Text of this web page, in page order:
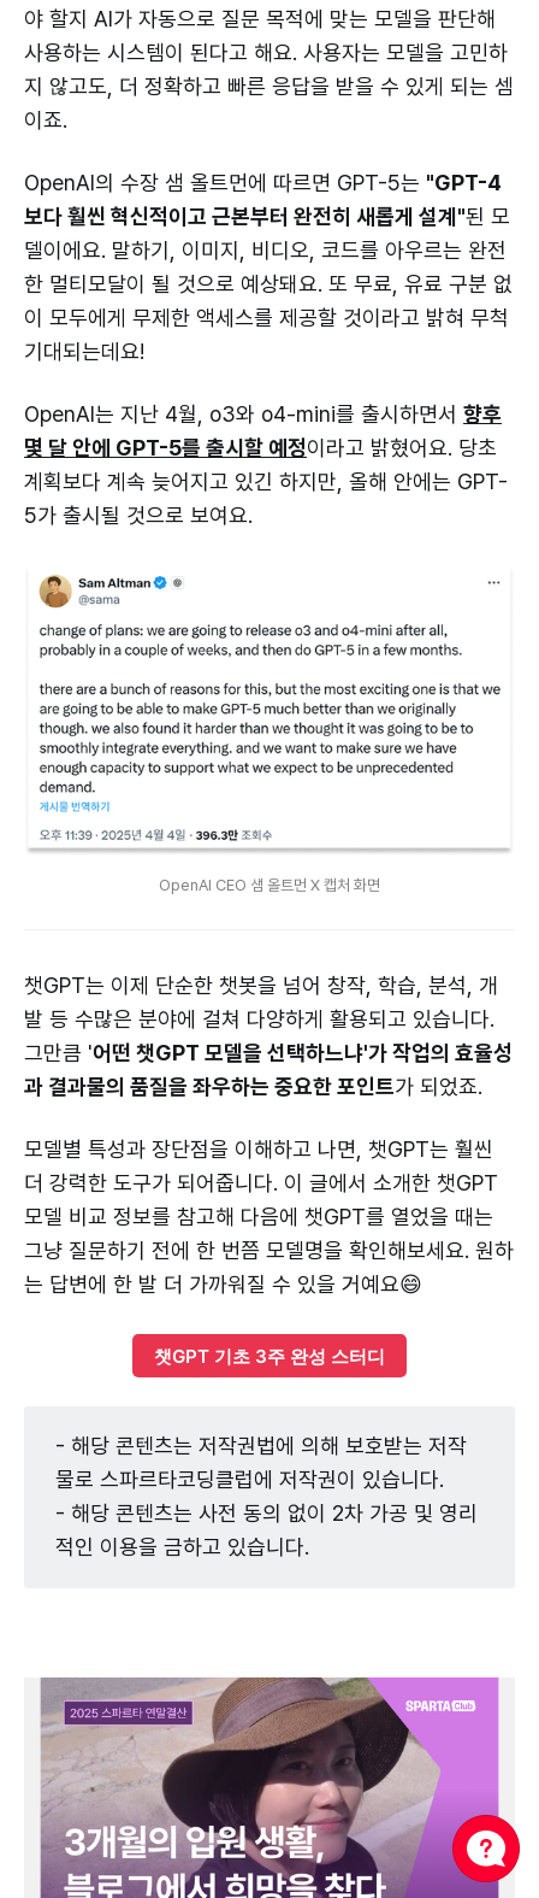
야 할지 AI가 자동으로 질문 목적에 맞는 모델을 판단해
사용하는 시스템이 된다고 해요. 사용자는 모델을 고민하
지 않고도, 더 정확하고 빠른 응답을 받을 수 있게 되는 셈
이죠.
OpenAI의 수장 샘 올트먼에 따르면 GPT-5는 "GPT-4
보다 훨씬 혁신적이고 근본부터 완전히 새롭게 설계"된 모
델이에요. 말하기, 이미지, 비디오, 코드를 아우르는 완전
한 멀티모달이 될 것으로 예상돼요. 또 무료, 유료 구분 없
이 모두에게 무제한 액세스를 제공할 것이라고 밝혀 무척
기대되는데요!
OpenAI는 지난 4월, o3와 o4-mini를 출시하면서 향후
몇 달 안에 GPT-5를 출시할 예정이라고 밝혔어요. 당초
계획보다 계속 늦어지고 있긴 하지만, 올해 안에는 GPT-
5가 출시될 것으로 보여요.
OpenAI CEO 샘 올트먼 X 캡처 화면
챗GPT는 이제 단순한 챗봇을 넘어 창작, 학습, 분석, 개
발 등 수많은 분야에 걸쳐 다양하게 활용되고 있습니다.
그만큼 '어떤 챗GPT 모델을 선택하느냐'가 작업의 효율성
과 결과물의 품질을 좌우하는 중요한 포인트가 되었죠.
모델별 특성과 장단점을 이해하고 나면, 챗GPT는 훨씬
더 강력한 도구가 되어줍니다. 이 글에서 소개한 챗GPT
모델 비교 정보를 참고해 다음에 챗GPT를 열었을 때는
그냥 질문하기 전에 한 번쯤 모델명을 확인해보세요. 원하
는 답변에 한 발 더 가까워질 수 있을 거예요😄
챗GPT 기초 3주 완성 스터디
- 해당 콘텐츠는 저작권법에 의해 보호받는 저작
물로 스파르타코딩클럽에 저작권이 있습니다.
- 해당 콘텐츠는 사전 동의 없이 2차 가공 및 영리
적인 이용을 금하고 있습니다.